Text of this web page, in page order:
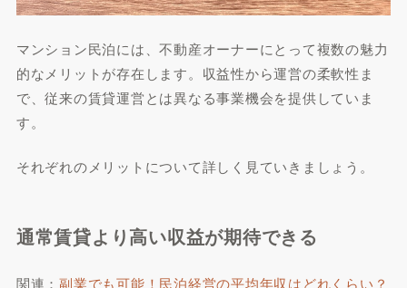
マンション民泊には、不動産オーナーにとって複数の魅力
的なメリットが存在します。収益性から運営の柔軟性ま
で、従来の賃貸運営とは異なる事業機会を提供していま
す。
それぞれのメリットについて詳しく見ていきましょう。
通常賃貸より高い収益が期待できる
関連：副業でも可能！民泊経営の平均年収はどれくらい？